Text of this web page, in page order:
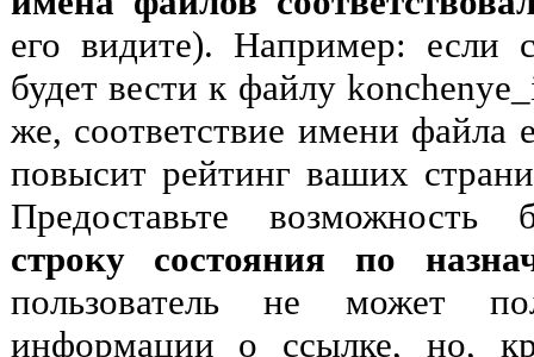
его видите). Например: если
будет вести к файлу
же, соответствие имени файла
повысит рейтинг ваших
Предоставьте возможность
строку состояния по
пользователь не может
информации о ссылке, но,